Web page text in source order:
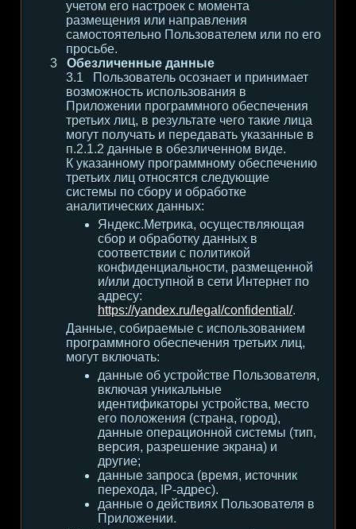
учетом его настроек с момента
размещения или направления
самостоятельно Пользователем или по его
просьбе.
Обезличенные данные
Пользователь осознает и принимает
возможность использования в
Приложении программного обеспечения
третьих лиц, в результате чего такие лица
могут получать и передавать указанные в
п.2.1.2 данные в обезличенном виде.
К указанному программному обеспечению
третьих лиц относятся следующие
системы по сбору и обработке
аналитических данных:
Яндекс.Метрика, осуществляющая
сбор и обработку данных в
соответствии с политикой
конфиденциальности, размещенной
и/или доступной в сети Интернет по
адресу:
https://yandex.ru/legal/confidential/.
Данные, собираемые с использованием
программного обеспечения третьих лиц,
могут включать:
данные об устройстве Пользователя,
включая уникальные
идентификаторы устройства, место
его положения (страна, город),
данные операционной системы (тип,
версия, разрешение экрана) и
другие;
данные запроса (время, источник
перехода, IP-адрес).
данные о действиях Пользователя в
Приложении.